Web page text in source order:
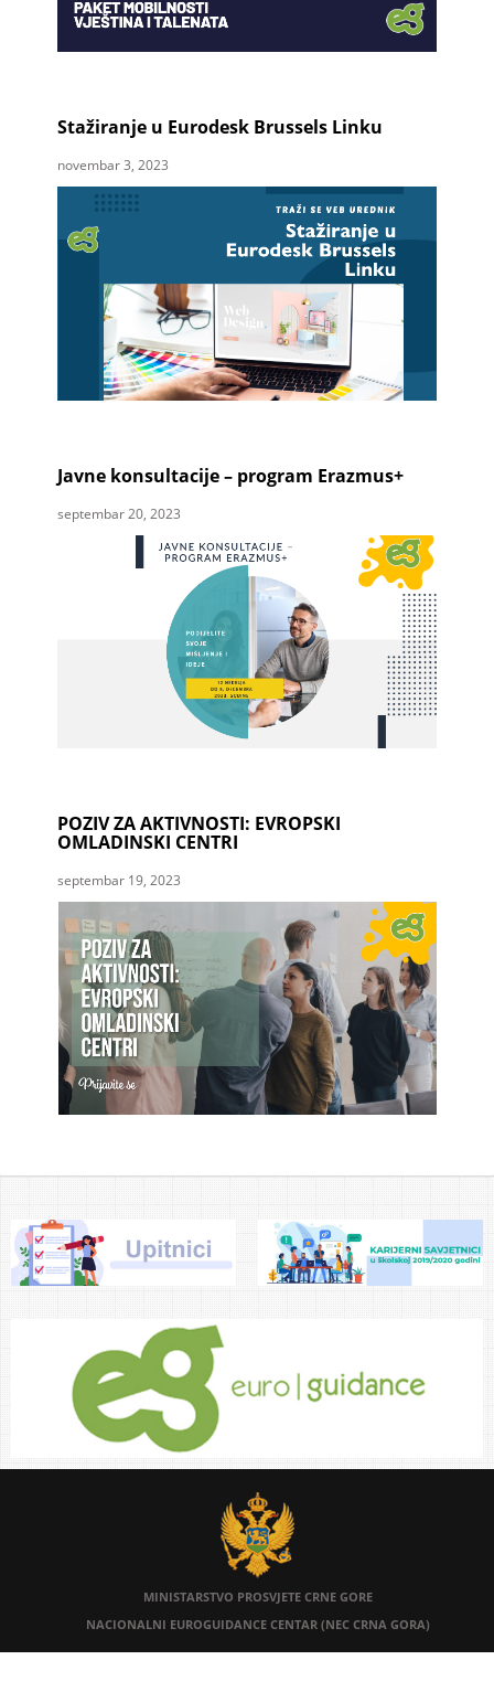
Stažiranje u Eurodesk Brussels Linku
novembar 3, 2023
Javne konsultacije – program Erazmus+
septembar 20, 2023
POZIV ZA AKTIVNOSTI: EVROPSKI
OMLADINSKI CENTRI
septembar 19, 2023
MINISTARSTVO PROSVJETE CRNE GORE
NACIONALNI EUROGUIDANCE CENTAR (NEC CRNA GORA)